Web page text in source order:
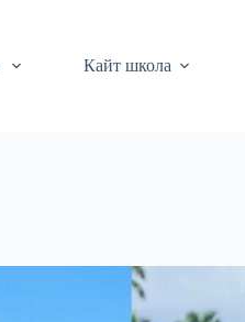
Кайт школа